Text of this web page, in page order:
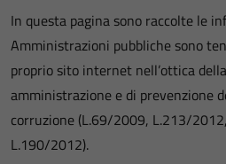
In questa pagina sono raccolte le
Amministrazioni pubbliche sono
proprio sito internet nell’ottica
amministrazione e di prevenzione
corruzione (L.69/2009, L.213/
L.190/2012).